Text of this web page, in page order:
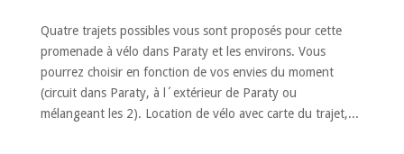
Quatre trajets possibles vous sont proposés pour cette
promenade à vélo dans Paraty et les environs. Vous
pourrez choisir en fonction de vos envies du moment
(circuit dans Paraty, à l´extérieur de Paraty ou
mélangeant les 2). Location de vélo avec carte du trajet,...